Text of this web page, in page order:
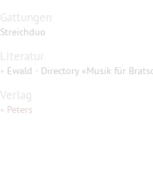
Gattungen
Streichduo
Literatur
• Ewald · Directory «Musik für
Verlag
• Peters